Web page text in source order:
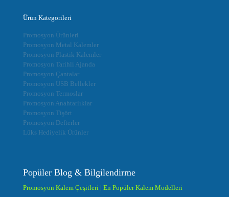
Ürün Kategorileri
Promosyon Ürünleri
Promosyon Metal Kalemler
Promosyon Plastik Kalemler
Promosyon Tarihli Ajanda
Promosyon Çantalar
Promosyon USB Bellekler
Promosyon Termoslar
Promosyon Anahtarlıklar
Promosyon Tişört
Promosyon Defterler
Lüks Hediyelik Ürünler
Popüler Blog & Bilgilendirme
Promosyon Kalem Çeşitleri | En Popüler Kalem Modelleri